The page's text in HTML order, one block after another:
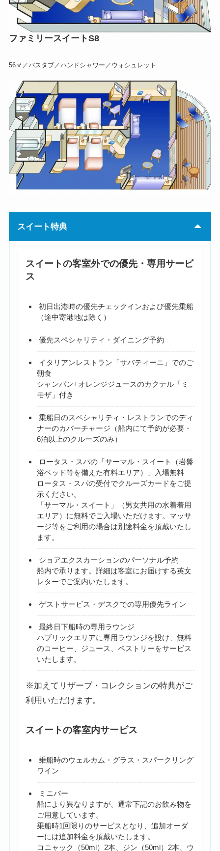
ファミリースイートS8
56㎡／バスタブ／ハンドシャワー／ウォシュレット
スイート特典
スイートの客室外での優先・専用サービ
ス
初日出港時の優先チェックインおよび優先乗船
（途中寄港地は除く）
優先スペシャリティ・ダイニング予約
イタリアンレストラン「サバティーニ」でのご
朝食
シャンパン+オレンジジュースのカクテル「ミ
モザ」付き
乗船日のスペシャリティ・レストランでのディ
ナーのカバーチャージ（船内にて予約が必要・
6泊以上のクルーズのみ）
ロータス・スパの「サーマル・スイート（岩盤
浴ベッド等を備えた有料エリア）」入場無料
ロータス・スパの受付でクルーズカードをご提
示ください。
「サーマル・スイート」（男女共用の水着着用
エリア）に無料でご入場いただけます。マッサ
ージ等をご利用の場合は別途料金を頂戴いたし
ます。
ショアエクスカーションのパーソナル予約
船内で承ります。詳細は客室にお届けする英文
レターでご案内いたします。
ゲストサービス・デスクでの専用優先ライン
最終日下船時の専用ラウンジ
パブリックエリアに専用ラウンジを設け、無料
のコーヒー、ジュース、ペストリーをサービス
いたします。
※加えてリザーブ・コレクションの特典がご
利用いただけます。
スイートの客室内サービス
乗船時のウェルカム・グラス・スパークリング
ワイン
ミニバー
船により異なりますが、通常下記のお飲み物を
ご用意しています。
乗船時1回限りのサービスとなり、追加オーダ
ーには追加料金を頂戴いたします。
コニャック（50ml）2本、ジン（50ml）2本、ウ